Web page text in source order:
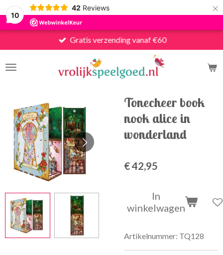
10
42 Reviews ×
Gratis verzending vanaf €60
Tonecheer book
nook alice in
wonderland
€ 42,95
In
winkelwagen
Artikelnummer: TQ128